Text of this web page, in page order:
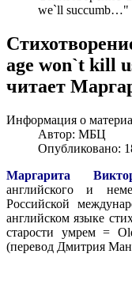
we`ll succumb…"
age won`t kill
читает
Информация о
Автор: МБЦ
Опубликовано:
Маргарита
английского и
Российской
английском языке
старости умрем =
(перевод Дмитрия